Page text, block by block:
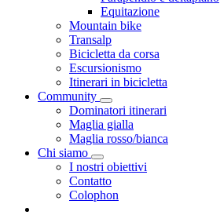
Equitazione
Mountain bike
Transalp
Bicicletta da corsa
Escursionismo
Itinerari in bicicletta
Community
Dominatori itinerari
Maglia gialla
Maglia rosso/bianca
Chi siamo
I nostri obiettivi
Contatto
Colophon